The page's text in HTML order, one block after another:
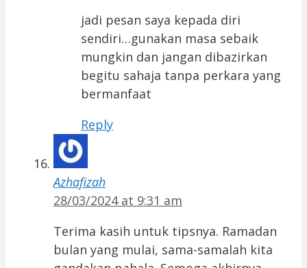
jadi pesan saya kepada diri
sendiri…gunakan masa sebaik
mungkin dan jangan dibazirkan
begitu sahaja tanpa perkara yang
bermanfaat
Reply
Azhafizah
28/03/2024 at 9:31 am
Terima kasih untuk tipsnya. Ramadan
bulan yang mulai, sama-samalah kita